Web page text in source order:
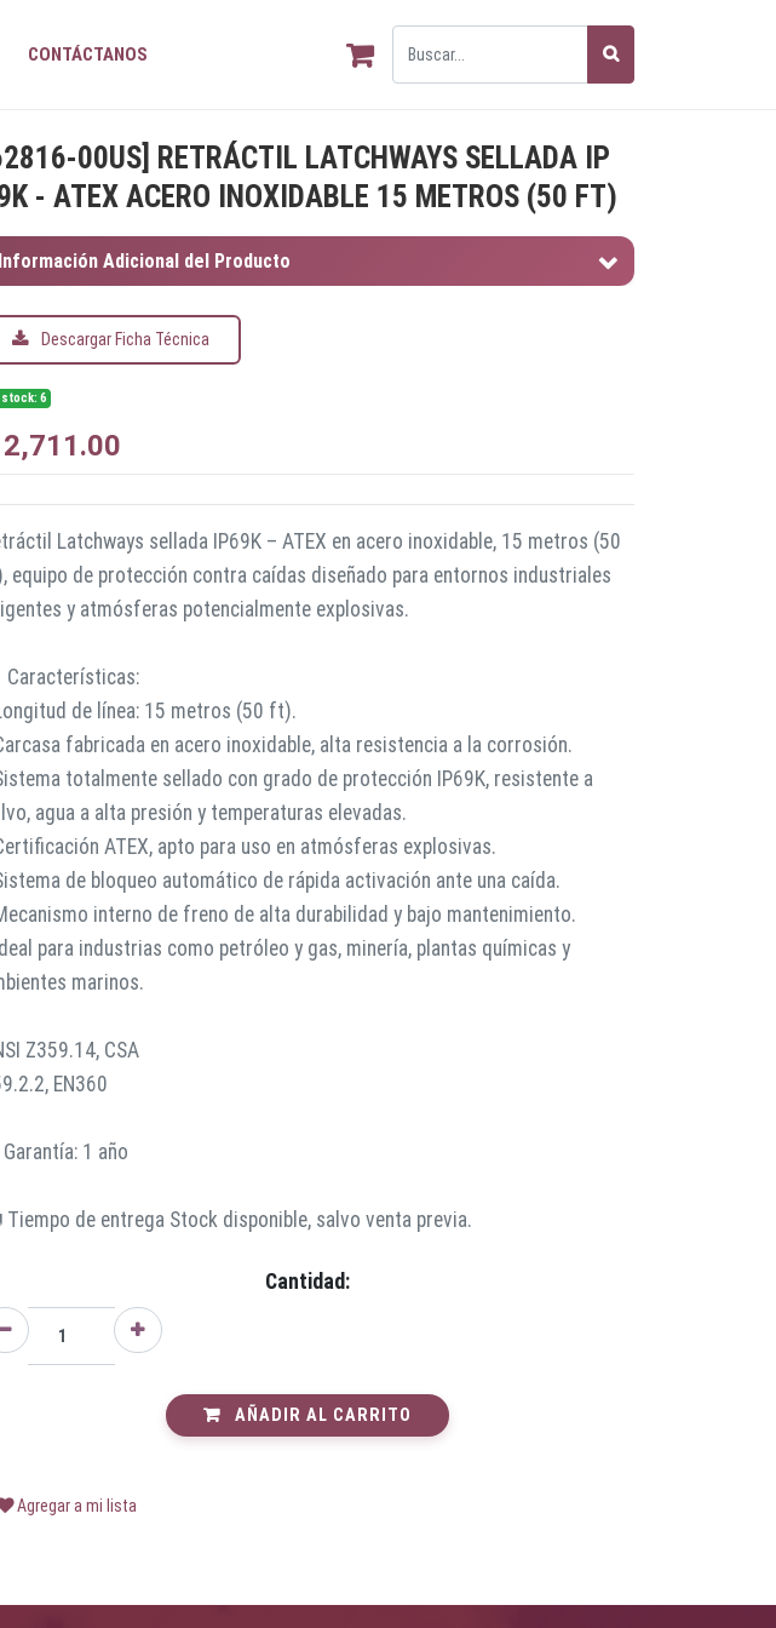
CONTÁCTANOS
00US RETRÁCTIL LATCHWAYS SELLADA IP
- ATEX ACERO INOXIDABLE 15 METROS (50 FT)
Información Adicional del Producto
Descargar Ficha Técnica
stock: 6
2,711.00
Latchways sellada IP69K – ATEX en acero inoxidable, 15 metros (50
equipo de protección contra caídas diseñado para entornos industriales
y atmósferas potencialmente explosivas.
Características:
de línea: 15 metros (50 ft).
fabricada en acero inoxidable, alta resistencia a la corrosión.
totalmente sellado con grado de protección IP69K, resistente a
agua a alta presión y temperaturas elevadas.
ATEX, apto para uso en atmósferas explosivas.
de bloqueo automático de rápida activación ante una caída.
interno de freno de alta durabilidad y bajo mantenimiento.
para industrias como petróleo y gas, minería, plantas químicas y
marinos.
Z359.14, CSA
EN360
1 año
Tiempo de entrega Stock disponible, salvo venta previa.
Cantidad:
AÑADIR AL CARRITO
Agregar a mi lista